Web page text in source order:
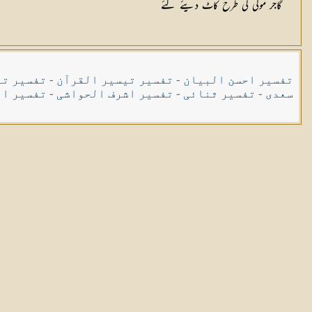
گاجر مولی کی طرح کاٹ دیئے گئے
تفسیر احسن البیان - تفسیر تیسیر القرآن - تفسیر
سعدی - تفسیر ثنائی - تفسیر اشرف الحواشی - تفسیر